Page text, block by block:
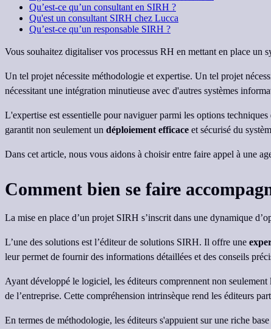
Qu’est-ce qu’un consultant en SIRH ?
Qu'est un consultant SIRH chez Lucca
Qu’est-ce qu’un responsable SIRH ?
Vous souhaitez digitaliser vos processus RH en mettant en place un
Un tel projet nécessite méthodologie et expertise. Un tel projet
nécessitant une intégration minutieuse avec d'autres systèmes
L'expertise est essentielle pour naviguer parmi les options
garantit non seulement un déploiement efficace et sécurisé du
Dans cet article, nous vous aidons à choisir entre faire appel à une
Comment bien se faire
La mise en place d’un projet SIRH s’inscrit dans une dynamique
L’une des solutions est l’éditeur de solutions SIRH. Il offre une
leur permet de fournir des informations détaillées et des conseils
Ayant développé le logiciel, les éditeurs comprennent non
de l’entreprise. Cette compréhension intrinsèque rend les éditeurs
En termes de méthodologie, les éditeurs s'appuient sur une riche